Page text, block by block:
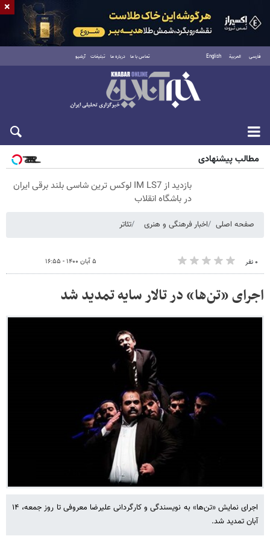
فارسی العربية English تماس با ما درباره ما تبلیغات آرشیو
پنجشنبه ۱۵ مرداد ۱۴۰۵
مطالب پیشنهادی
بازدید از IM LS7 لوکس ترین شاسی بلند برقی ایران
در باشگاه انقلاب
صفحه اصلی اخبار فرهنگی و هنری تئاتر
۰ نفر ۵ آبان ۱۴۰۰ - ۱۶:۵۵
اجرای «تن‌ها» در تالار سایه تمدید شد
اجرای نمایش «تن‌ها» به نویسندگی و کارگردانی علیرضا معروفی تا روز جمعه، ۱۴
آبان تمدید شد.
×